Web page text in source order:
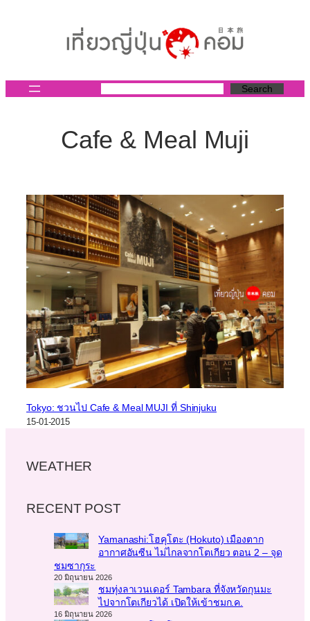
Search
Cafe & Meal Muji
Tokyo: ชวนไป Cafe & Meal MUJI ที่ Shinjuku
15-01-2015
WEATHER
RECENT POST
Yamanashi:โฮคุโตะ (Hokuto) เมืองตาก
อากาศอันซีน ไม่ไกลจากโตเกียว ตอน 2 – จุด
ชมซากุระ
20 มิถุนายน 2026
ชมทุ่งลาเวนเดอร์ Tambara ที่จังหวัดกุนมะ
ไปจากโตเกียวได้ เปิดให้เข้าชมก.ค.
16 มิถุนายน 2026